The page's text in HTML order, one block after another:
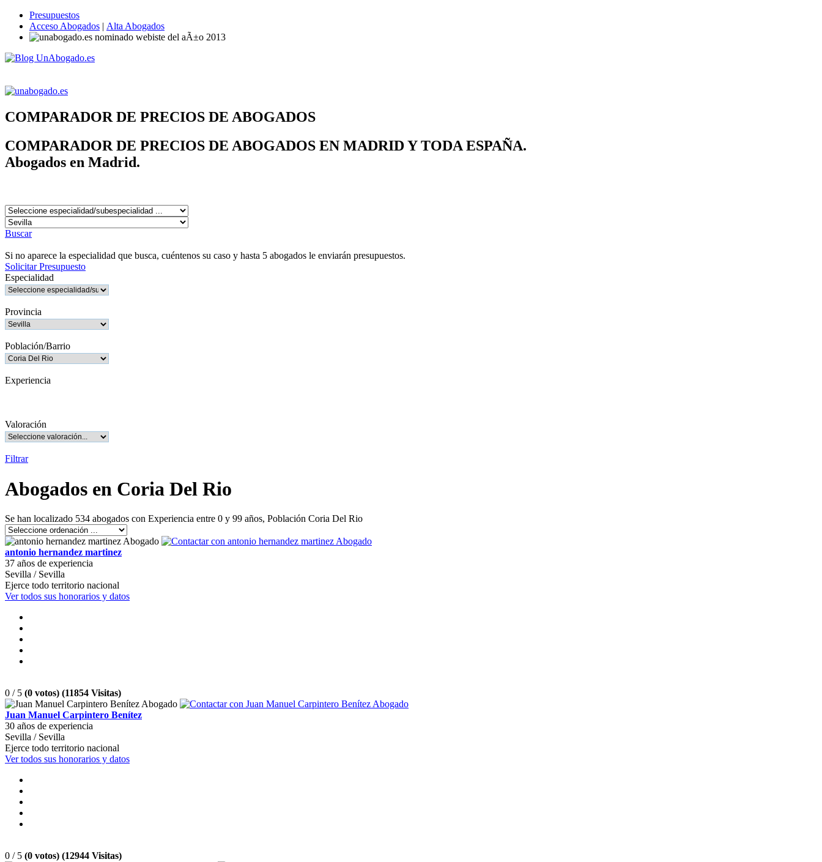
Presupuestos
Acceso Abogados | Alta Abogados
COMPARADOR DE PRECIOS DE ABOGADOS
COMPARADOR DE PRECIOS DE ABOGADOS EN MADRID Y TODA ESPAÑA.
Abogados en Madrid.
Buscar
Si no aparece la especialidad que busca, cuéntenos su caso y hasta 5 abogados le enviarán presupuestos.
Solicitar Presupuesto
Especialidad
Provincia
Población/Barrio
Experiencia
Valoración
Filtrar
Abogados en Coria Del Rio
Se han localizado 534 abogados con Experiencia entre 0 y 99 años, Población Coria Del Rio
antonio hernandez martinez
37 años de experiencia
Sevilla / Sevilla
Ejerce todo territorio nacional
Ver todos sus honorarios y datos
0 / 5 (0 votos) (11854 Visitas)
Juan Manuel Carpintero Benítez
30 años de experiencia
Sevilla / Sevilla
Ejerce todo territorio nacional
Ver todos sus honorarios y datos
0 / 5 (0 votos) (12944 Visitas)